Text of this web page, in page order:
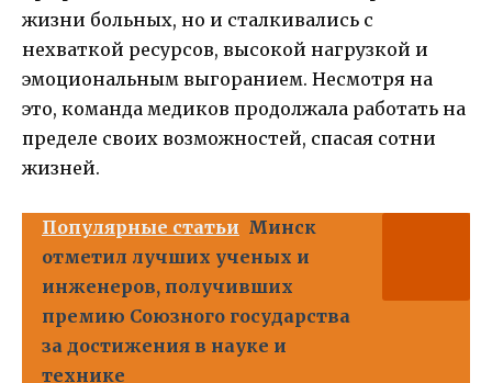
жизни больных, но и сталкивались с
нехваткой ресурсов, высокой нагрузкой и
эмоциональным выгоранием. Несмотря на
это, команда медиков продолжала работать на
пределе своих возможностей, спасая сотни
жизней.
Популярные статьи Минск
отметил лучших ученых и
инженеров, получивших
премию Союзного государства
за достижения в науке и
технике